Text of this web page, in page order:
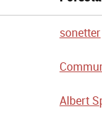
sonetter
Albert